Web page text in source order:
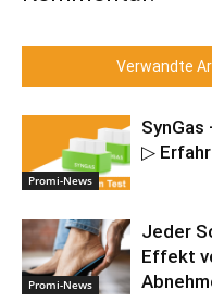
Verwandte
Promi-News
▷
Promi-News
Jeder
Effekt